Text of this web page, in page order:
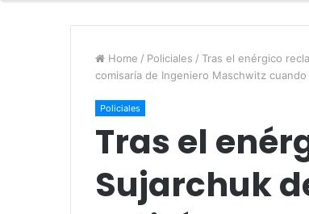
Home / Policiales / Tras el enérgico
comisaría de Ingeniero Maschwitz
Policiales
Tras el
Sujarchuk